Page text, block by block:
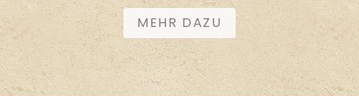
MEHR DAZU